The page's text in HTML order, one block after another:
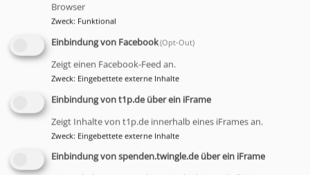
Tageslosung
Jauchze, du Tochter Zion! Frohlocke, Israel! Freue
dich und sei fröhlich von ganzem Herzen, du
Tochter Jerusalem! Denn der HERR hat deine Strafe
Browser
Zweck: Funktional
Einbindung von Facebook(Opt-Out)
Zeigt einen Facebook-Feed an.
Zweck: Eingebettete externe Inhalte
Einbindung von t1p.de über ein iFrame
Zeigt Inhalte von t1p.de innerhalb eines iFrames an.
Zweck: Eingebettete externe Inhalte
Einbindung von spenden.twingle.de über ein iFrame